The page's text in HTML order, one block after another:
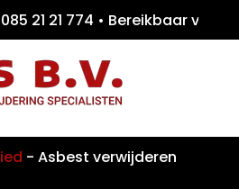
21 21 774 •
- Asbest verwijderen